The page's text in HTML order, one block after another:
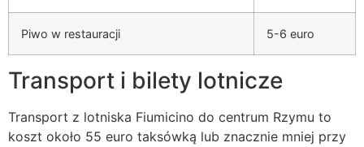
Piwo w restauracji 5-6 euro
Transport i bilety lotnicze
Transport z lotniska Fiumicino do centrum Rzymu to
koszt około 55 euro taksówką lub znacznie mniej przy